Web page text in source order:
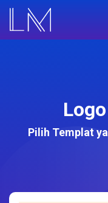
Pilih Templat